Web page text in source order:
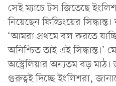
সেই ম্যাচে টস জিতেছে
নিয়েছেন ফিল্ডিংয়ের
‘আমরা প্রথমে বল করতে
অনিশ্চিত তাই এই সিদ্ধান্ত।’
অস্ট্রেলিয়ার অন্যতম বড়
গুরুত্বই দিচ্ছে ইংলিশরা,